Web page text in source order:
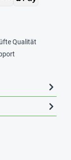
Qualität